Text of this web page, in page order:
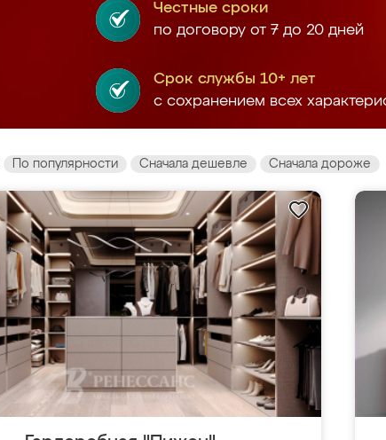
Честные сроки
по договору от 7 до 20 дней
Срок службы 10+ лет
с сохранением всех
По популярности Сначала дешевле Сначала дороже